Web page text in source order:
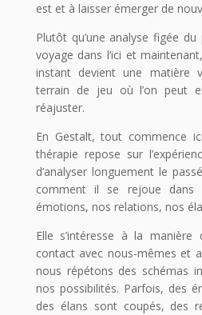
est et à laisser émerger de
Plutôt qu’une analyse figée
voyage dans l’ici et
instant devient une matière
terrain de jeu où l’on peut
réajuster.
En Gestalt, tout commence
thérapie repose sur
d’analyser longuement le
comment il se rejoue dans
émotions, nos relations, nos
Elle s’intéresse à la
contact avec nous-mêmes et
nous répétons des schémas
nos possibilités. Parfois, des
des élans sont coupés, des